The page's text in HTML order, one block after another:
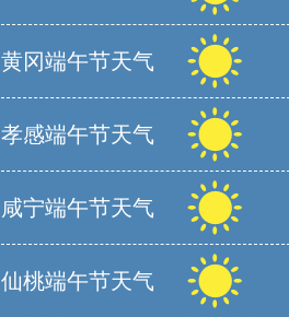
黄冈端午节天气
孝感端午节天气
咸宁端午节天气
仙桃端午节天气